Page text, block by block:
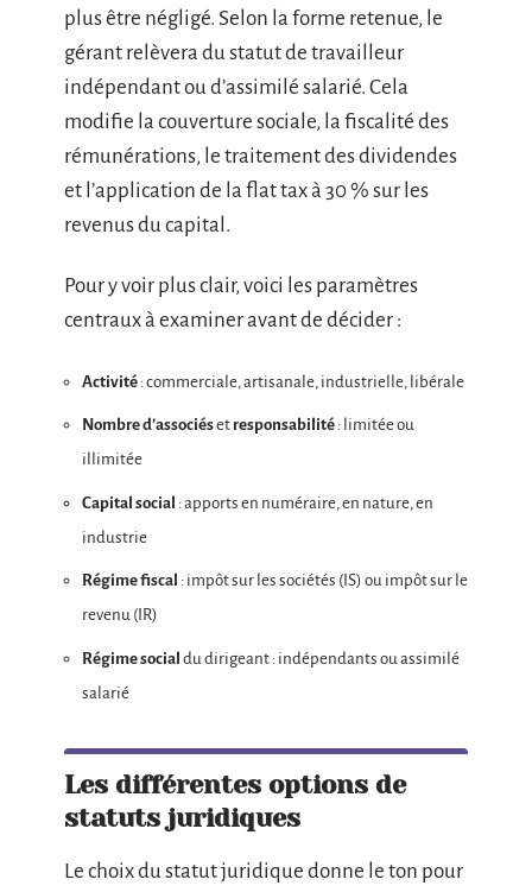
plus être négligé. Selon la forme retenue, le
gérant relèvera du statut de travailleur
indépendant ou d’assimilé salarié. Cela
modifie la couverture sociale, la fiscalité des
rémunérations, le traitement des dividendes
et l’application de la flat tax à 30 % sur les
revenus du capital.
Pour y voir plus clair, voici les paramètres
centraux à examiner avant de décider :
Activité : commerciale, artisanale, industrielle, libérale
Nombre d’associéset responsabilité : limitée ou
illimitée
Capital social : apports en numéraire, en nature, en
industrie
Régime fiscal : impôt sur les sociétés (IS) ou impôt sur le
revenu (IR)
Régime social du dirigeant : indépendants ou assimilé
salarié
Les différentes options de
statuts juridiques
Le choix du statut juridique donne le ton pour